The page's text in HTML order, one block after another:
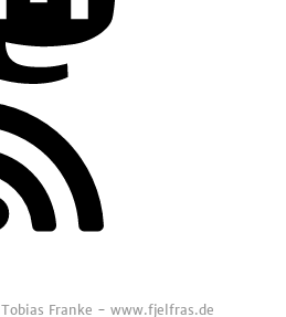
Tobias Franke - www.fjelfras.de